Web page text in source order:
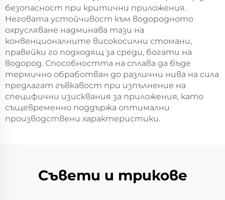
безопасност при критични приложения.
Неговата устойчивост към водородното
охрусляване надминава тази на
конвенционалните високосилни стомани,
правейки го подходящ за среди, богати на
водород. Способността на сплава да бъде
термично обработван до различни нива на сила
предлагат гъвкавост при изпълнение на
специфични изисквания за приложения, като
същевременно поддържа оптимални
производствени характеристики.
Съвети и трикове